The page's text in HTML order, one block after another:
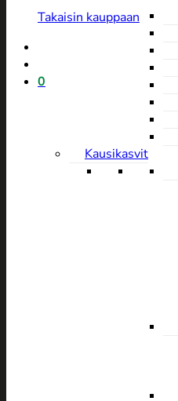
Takaisin kauppaan
0
Kausikasvit